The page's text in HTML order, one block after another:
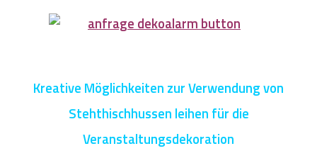
Kreative Möglichkeiten zur Verwendung von
Stehthischhussen leihen für die
Veranstaltungsdekoration